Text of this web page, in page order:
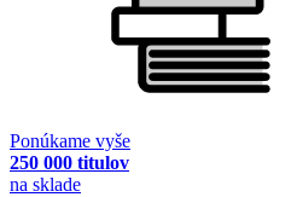
Ponúkame vyše
250 000 titulov
na sklade